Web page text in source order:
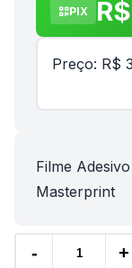
PIX
Preço: R$
Filme
Masterprint
- +